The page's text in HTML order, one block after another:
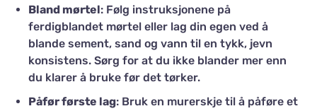
Bland mørtel: Følg instruksjonene på
ferdigblandet mørtel eller lag din egen ved å
blande sement, sand og vann til en tykk, jevn
konsistens. Sørg for at du ikke blander mer enn
du klarer å bruke før det tørker.
Påfør første lag: Bruk en murerskje til å påføre et